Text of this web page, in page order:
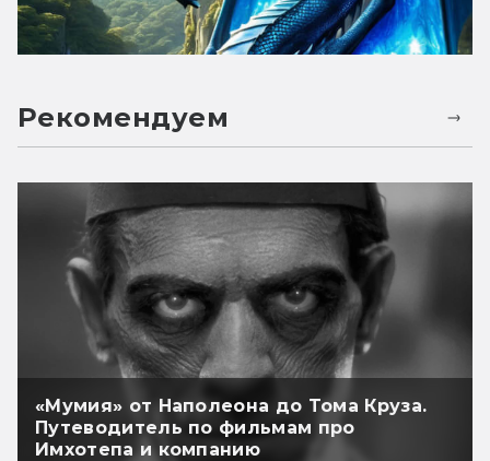
Рекомендуем
«Мумия» от Наполеона до Тома Круза.
Путеводитель по фильмам про
Имхотепа и компанию